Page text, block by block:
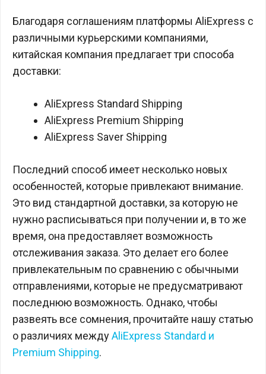
Благодаря соглашениям платформы AliExpress с
различными курьерскими компаниями,
китайская компания предлагает три способа
доставки:
AliExpress Standard Shipping
AliExpress Premium Shipping
AliExpress Saver Shipping
Последний способ имеет несколько новых
особенностей, которые привлекают внимание.
Это вид стандартной доставки, за которую не
нужно расписываться при получении и, в то же
время, она предоставляет возможность
отслеживания заказа. Это делает его более
привлекательным по сравнению с обычными
отправлениями, которые не предусматривают
последнюю возможность. Однако, чтобы
развеять все сомнения, прочитайте нашу статью
о различиях междуAliExpress Standard и
Premium Shipping.